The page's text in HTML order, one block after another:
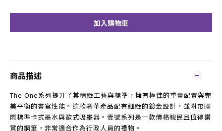
加入購物車
商品描述
The One系列提升了其精緻工藝與標準，擁有極佳的重量配置與完
美平衡的書寫性能。這款奢華產品配有細緻的鍍金設計，並附帶國
際標準卡式墨水與歐式吸墨器。壹號系列是一款價格親民且值得讚
賞的鋼筆，非常適合作為行政人員的禮物。